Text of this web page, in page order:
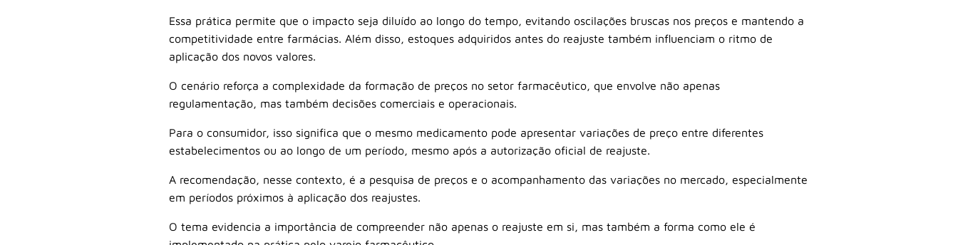
Essa prática permite que o impacto seja diluído ao longo do tempo, evitando oscilações bruscas nos preços e mantendo a
competitividade entre farmácias. Além disso, estoques adquiridos antes do reajuste também influenciam o ritmo de
aplicação dos novos valores.
O cenário reforça a complexidade da formação de preços no setor farmacêutico, que envolve não apenas
regulamentação, mas também decisões comerciais e operacionais.
Para o consumidor, isso significa que o mesmo medicamento pode apresentar variações de preço entre diferentes
estabelecimentos ou ao longo de um período, mesmo após a autorização oficial de reajuste.
A recomendação, nesse contexto, é a pesquisa de preços e o acompanhamento das variações no mercado, especialmente
em períodos próximos à aplicação dos reajustes.
O tema evidencia a importância de compreender não apenas o reajuste em si, mas também a forma como ele é